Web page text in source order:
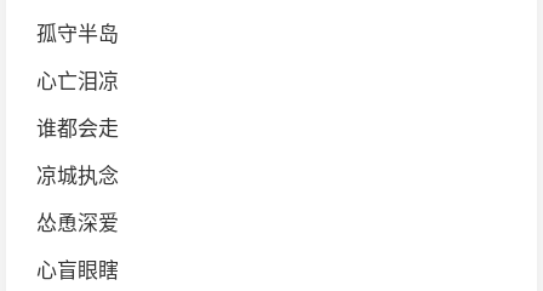
孤守半岛
心亡泪凉
谁都会走
凉城执念
怂恿深爱
心盲眼瞎